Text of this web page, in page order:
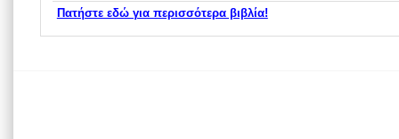
Πατήστε εδώ για περισσότερα βιβλία!